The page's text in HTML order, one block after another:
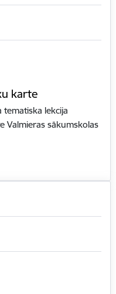
karte
tematiska lekcija
Valmieras sākumskolas